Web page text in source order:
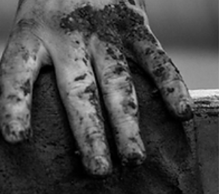
象商品： 廃盤品 掛率： セール価格に掛率が適用
なります 発注方法： メールまたはFAX（指定の発
注フォーム等はございません） メール：
info@tistou.jp FAX：054-208-2255 価格の見方 在
庫表の「セール単価」欄の価格に、貴社の掛率が
適用されます。